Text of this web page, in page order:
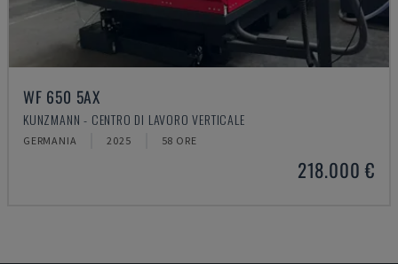
WF 650 5AX
KUNZMANN - CENTRO DI LAVORO VERTICALE
GERMANIA 2025 58 ORE
218.000 €